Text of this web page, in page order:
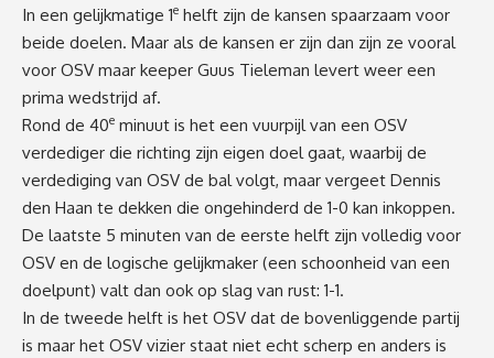
In een gelijkmatige 1e helft zijn de kansen spaarzaam voor
beide doelen. Maar als de kansen er zijn dan zijn ze vooral
voor OSV maar keeper Guus Tieleman levert weer een
prima wedstrijd af.
Rond de 40e minuut is het een vuurpijl van een OSV
verdediger die richting zijn eigen doel gaat, waarbij de
verdediging van OSV de bal volgt, maar vergeet Dennis
den Haan te dekken die ongehinderd de 1-0 kan inkoppen.
De laatste 5 minuten van de eerste helft zijn volledig voor
OSV en de logische gelijkmaker (een schoonheid van een
doelpunt) valt dan ook op slag van rust: 1-1.
In de tweede helft is het OSV dat de bovenliggende partij
is maar het OSV vizier staat niet echt scherp en anders is